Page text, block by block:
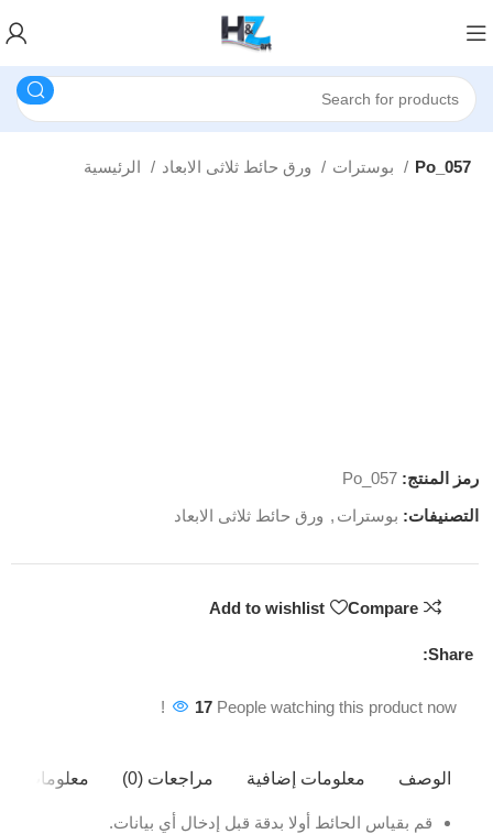
Po_057
رمز المنتج:Po_057
التصنيفات: بوسترات , ورق حائط ثلاثى الابعاد
Compare
Add to wishlist
Share:
17 People watching this product now!
الوصف معلومات إضافية مراجعات (0) معلومات
قم بقياس الحائط أولا بدقة قبل إدخال أي بيانات.